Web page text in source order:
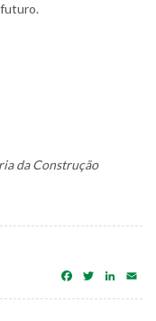
futuro.
da Construção
Facebook
Twitter